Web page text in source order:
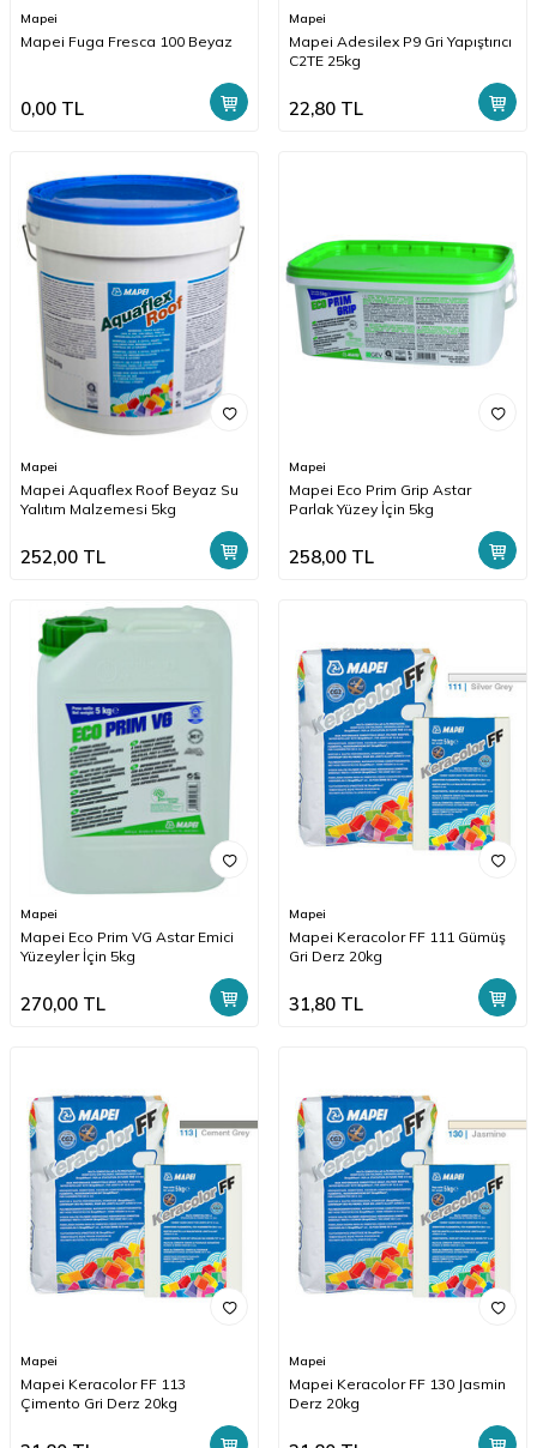
Mapei
Mapei Fuga Fresca 100 Beyaz
0,00 TL
Mapei
Mapei Adesilex P9 Gri Yapıştırıcı
C2TE 25kg
22,80 TL
Mapei
Mapei Aquaflex Roof Beyaz Su
Yalıtım Malzemesi 5kg
252,00 TL
Mapei
Mapei Eco Prim Grip Astar
Parlak Yüzey İçin 5kg
258,00 TL
Mapei
Mapei Eco Prim VG Astar Emici
Yüzeyler İçin 5kg
270,00 TL
Mapei
Mapei Keracolor FF 111 Gümüş
Gri Derz 20kg
31,80 TL
Mapei
Mapei Keracolor FF 113
Çimento Gri Derz 20kg
Mapei
Mapei Keracolor FF 130 Jasmin
Derz 20kg